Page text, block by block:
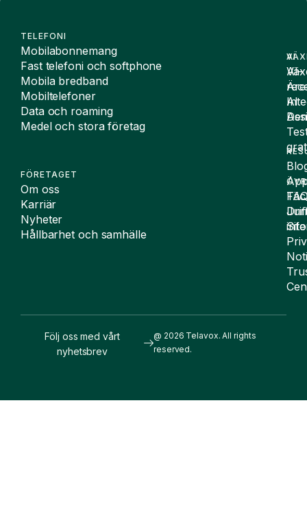
Fast telefoni och softphone
Mobila bredband
Mobiltelefoner
Data och roaming
Medel och stora företag
Karriär
Nyheter
Hållbarhet och samhälle
AI
reserved.
nyhetsbrev